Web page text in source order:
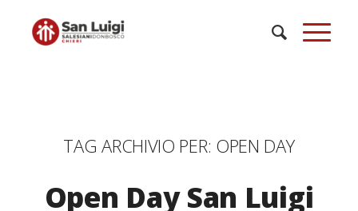
TAG ARCHIVIO PER: OPEN DAY
Open Day San Luigi